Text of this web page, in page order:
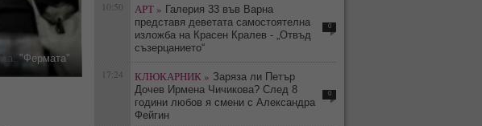
"Фермата"
10:50 АРТ » Галерия 33 във Варна
представя деветата самостоятелна
изложба на Красен Кралев - „Отвъд
съзерцанието“
0
17:24 КЛЮКАРНИК » Заряза ли Петър
Дочев Ирмена Чичикова? След 8
години любов я смени с Александра
Фейгин
0